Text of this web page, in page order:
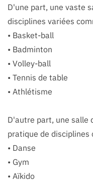
D'une part, une vaste
disciplines variées
• Basket-ball
• Badminton
• Volley-ball
• Tennis de table
• Athlétisme
D'autre part, une salle
pratique de disciplines
• Danse
• Gym
• Aïkido